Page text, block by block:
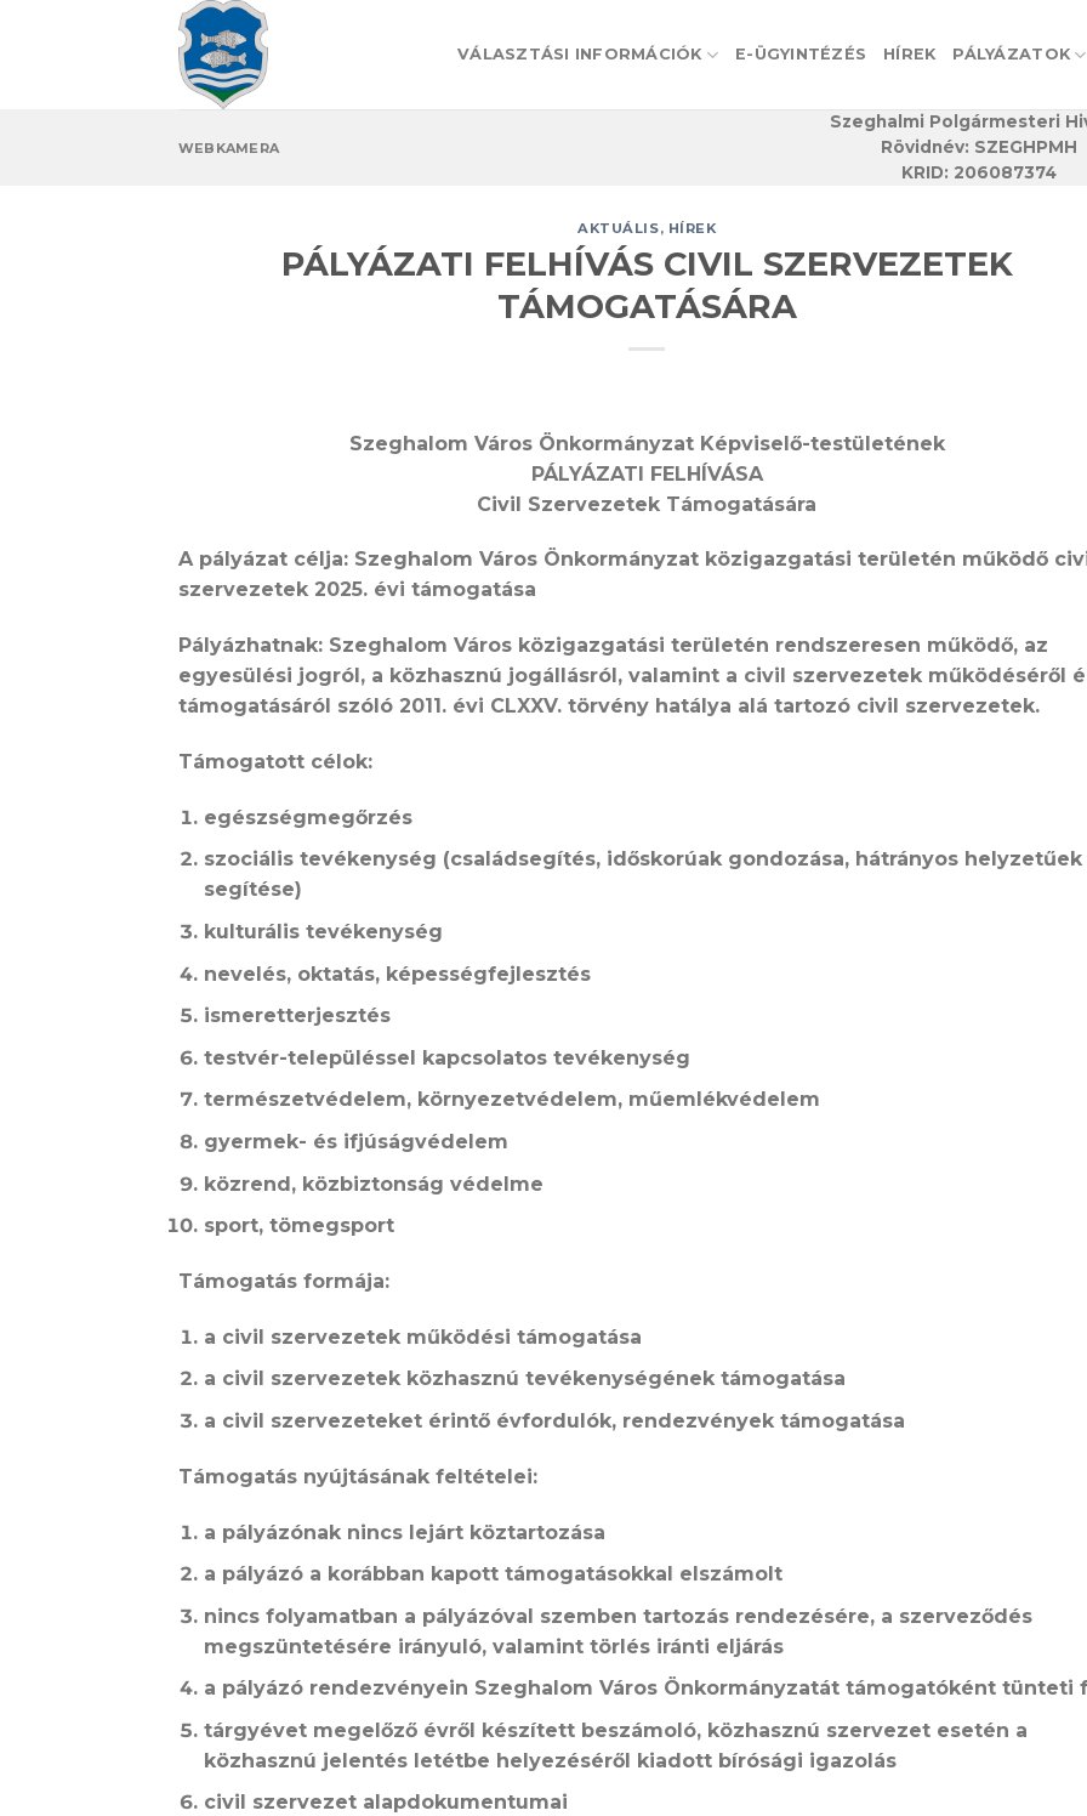
VÁLASZTÁSI INFORMÁCIÓK E-ÜGYINTÉZÉS HÍREK PÁLYÁZATOK
WEBKAMERA
Szeghalmi Polgármesteri
Rövidnév: SZEGHPMH
KRID: 206087374
AKTUÁLIS, HÍREK
PÁLYÁZATI FELHÍVÁS CIVIL SZERVEZETEK
TÁMOGATÁSÁRA
Szeghalom Város Önkormányzat Képviselő-testületének
PÁLYÁZATI FELHÍVÁSA
Civil Szervezetek Támogatására
A pályázat célja: Szeghalom Város Önkormányzat közigazgatási területén működő
szervezetek 2025. évi támogatása
Pályázhatnak: Szeghalom Város közigazgatási területén rendszeresen működő, az
egyesülési jogról, a közhasznú jogállásról, valamint a civil szervezetek működéséről
támogatásáról szóló 2011. évi CLXXV. törvény hatálya alá tartozó civil szervezetek.
Támogatott célok:
egészségmegőrzés
szociális tevékenység (családsegítés, időskorúak gondozása, hátrányos helyzetűek
segítése)
kulturális tevékenység
nevelés, oktatás, képességfejlesztés
ismeretterjesztés
testvér-településsel kapcsolatos tevékenység
természetvédelem, környezetvédelem, műemlékvédelem
gyermek- és ifjúságvédelem
közrend, közbiztonság védelme
sport, tömegsport
Támogatás formája:
a civil szervezetek működési támogatása
a civil szervezetek közhasznú tevékenységének támogatása
a civil szervezeteket érintő évfordulók, rendezvények támogatása
Támogatás nyújtásának feltételei:
a pályázónak nincs lejárt köztartozása
a pályázó a korábban kapott támogatásokkal elszámolt
nincs folyamatban a pályázóval szemben tartozás rendezésére, a szerveződés
megszüntetésére irányuló, valamint törlés iránti eljárás
a pályázó rendezvényein Szeghalom Város Önkormányzatát támogatóként tünteti
tárgyévet megelőző évről készített beszámoló, közhasznú szervezet esetén a
közhasznú jelentés letétbe helyezéséről kiadott bírósági igazolás
civil szervezet alapdokumentumai